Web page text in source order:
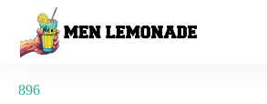
contenido
896